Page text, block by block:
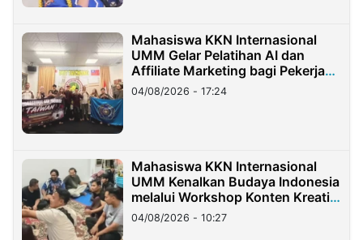
Mahasiswa KKN Internasional
UMM Gelar Pelatihan AI dan
Affiliate Marketing bagi Pekerja
Migran Indonesia di Taiwan
04/08/2026 - 17:24
Mahasiswa KKN Internasional
UMM Kenalkan Budaya Indonesia
melalui Workshop Konten Kreatif
di Taiwan
04/08/2026 - 10:27